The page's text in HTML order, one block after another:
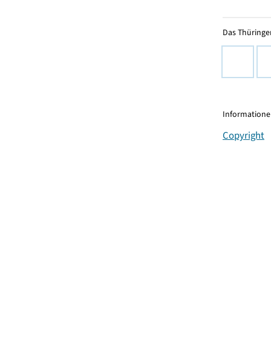
Das
Copyright